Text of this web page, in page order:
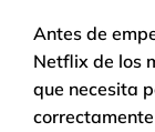
Antes de
Netflix de los
que necesita